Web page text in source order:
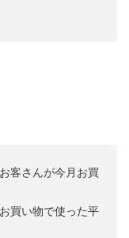
客さんが今月お買
買い物で使った平